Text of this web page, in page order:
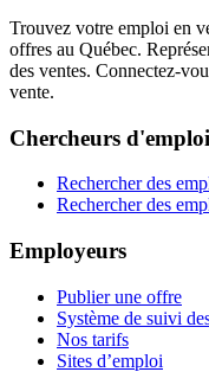
Trouvez votre emploi en
offres au Québec.
des ventes. Connectez-
vente.
Chercheurs d'emploi
Rechercher des
Rechercher des
Employeurs
Publier une offre
Système de suivi
Nos tarifs
Sites d’emploi